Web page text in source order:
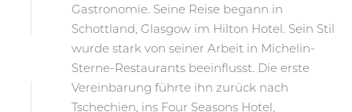
Gastronomie. Seine Reise begann in
Schottland, Glasgow im Hilton Hotel. Sein Stil
wurde stark von seiner Arbeit in Michelin-
Sterne-Restaurants beeinflusst. Die erste
Vereinbarung führte ihn zurück nach
Tschechien, ins Four Seasons Hotel,